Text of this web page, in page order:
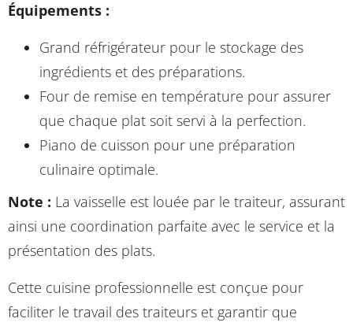
Équipements :
Grand réfrigérateur pour le stockage des
ingrédients et des préparations.
Four de remise en température pour assurer
que chaque plat soit servi à la perfection.
Piano de cuisson pour une préparation
culinaire optimale.
Note : La vaisselle est louée par le traiteur, assurant
ainsi une coordination parfaite avec le service et la
présentation des plats.
Cette cuisine professionnelle est conçue pour
faciliter le travail des traiteurs et garantir que